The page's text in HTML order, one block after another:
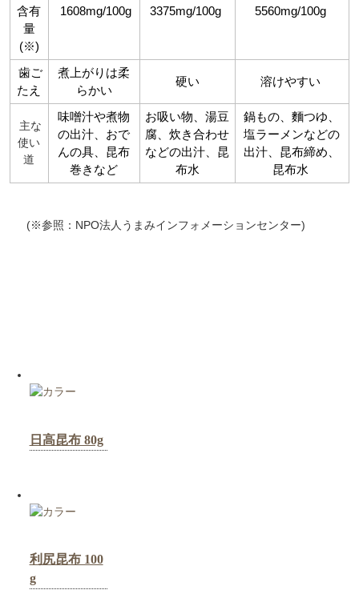
含有
量
(※)
1608mg/100g 3375mg/100g 5560mg/100g
歯ご
たえ
煮上がりは柔
らかい
硬い 溶けやすい
主な
使い
道
味噌汁や煮物
の出汁、おで
んの具、昆布
巻きなど
お吸い物、湯豆
腐、炊き合わせ
などの出汁、昆
布水
鍋もの、麵つゆ、
塩ラーメンなどの
出汁、昆布締め、
昆布水
(※参照：NPO法人うまみインフォメーションセンター)
日高昆布 80g
利尻昆布 100
g
利用条件：3,000円以上のお買い物でご利用いただけます
ご利用回数：お一人様1回限り
※他のクーポンとの併用はできません
クーポンのご利用方法はこちら >>